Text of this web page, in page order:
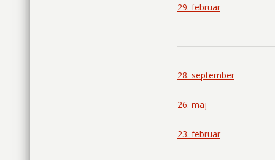
29. februar
28. september
26. maj
23. februar